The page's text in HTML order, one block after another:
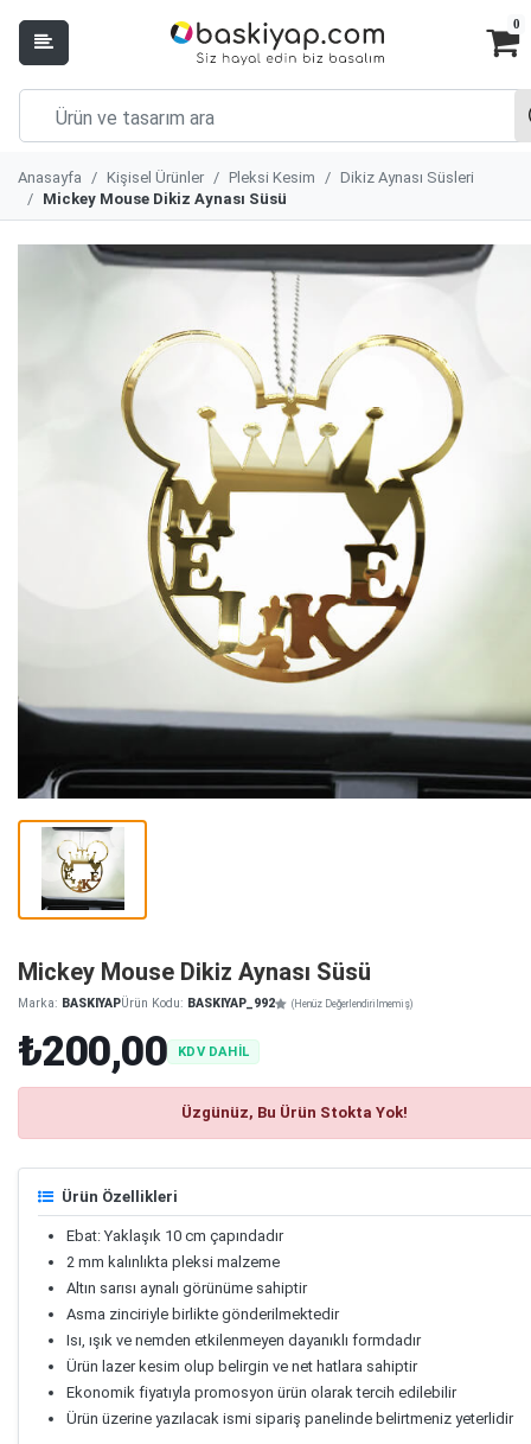
0
Anasayfa Kişisel Ürünler Pleksi Kesim
Dikiz Aynası Süsleri
Mickey Mouse Dikiz Aynası Süsü
Mickey Mouse Dikiz Aynası Süsü
Marka: BASKIYAPÜrün Kodu: BASKIYAP_992 (Henüz Değerlendirilmemiş)
₺200,00 KDV DAHİL
Üzgünüz, Bu Ürün Stokta Yok!
Ürün Özellikleri
Ebat: Yaklaşık 10 cm çapındadır
2 mm kalınlıkta pleksi malzeme
Altın sarısı aynalı görünüme sahiptir
Asma zinciriyle birlikte gönderilmektedir
Isı, ışık ve nemden etkilenmeyen dayanıklı formdadır
Ürün lazer kesim olup belirgin ve net hatlara sahiptir
Ekonomik fiyatıyla promosyon ürün olarak tercih edilebilir
Ürün üzerine yazılacak ismi sipariş panelinde belirtmeniz yeterlidir